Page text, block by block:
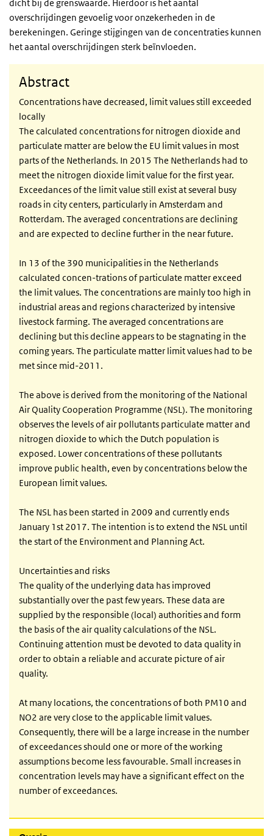
dicht bij de grenswaarde. Hierdoor is het aantal
overschrijdingen gevoelig voor onzekerheden in de
berekeningen. Geringe stijgingen van de concentraties kunnen
het aantal overschrijdingen sterk beïnvloeden.
Abstract
Concentrations have decreased, limit values still exceeded
locally
The calculated concentrations for nitrogen dioxide and
particulate matter are below the EU limit values in most
parts of the Netherlands. In 2015 The Netherlands had to
meet the nitrogen dioxide limit value for the first year.
Exceedances of the limit value still exist at several busy
roads in city centers, particularly in Amsterdam and
Rotterdam. The averaged concentrations are declining
and are expected to decline further in the near future.
In 13 of the 390 municipalities in the Netherlands
calculated concen-trations of particulate matter exceed
the limit values. The concentrations are mainly too high in
industrial areas and regions characterized by intensive
livestock farming. The averaged concentrations are
declining but this decline appears to be stagnating in the
coming years. The particulate matter limit values had to be
met since mid-2011.
The above is derived from the monitoring of the National
Air Quality Cooperation Programme (NSL). The monitoring
observes the levels of air pollutants particulate matter and
nitrogen dioxide to which the Dutch population is
exposed. Lower concentrations of these pollutants
improve public health, even by concentrations below the
European limit values.
The NSL has been started in 2009 and currently ends
January 1st 2017. The intention is to extend the NSL until
the start of the Environment and Planning Act.
Uncertainties and risks
The quality of the underlying data has improved
substantially over the past few years. These data are
supplied by the responsible (local) authorities and form
the basis of the air quality calculations of the NSL.
Continuing attention must be devoted to data quality in
order to obtain a reliable and accurate picture of air
quality.
At many locations, the concentrations of both PM10 and
NO2 are very close to the applicable limit values.
Consequently, there will be a large increase in the number
of exceedances should one or more of the working
assumptions become less favourable. Small increases in
concentration levels may have a significant effect on the
number of exceedances.